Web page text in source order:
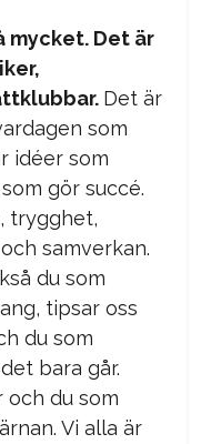
mycket. Det är
Det är
som
idéer som
gör succé.
trygghet,
samverkan.
du som
tipsar oss
du som
bara går.
och du som
Vi alla är